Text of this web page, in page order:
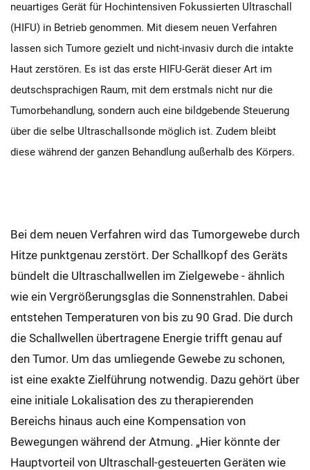
neuartiges Gerät für Hochintensiven Fokussierten Ultraschall
(HIFU) in Betrieb genommen. Mit diesem neuen Verfahren
lassen sich Tumore gezielt und nicht-invasiv durch die intakte
Haut zerstören. Es ist das erste HIFU-Gerät dieser Art im
deutschsprachigen Raum, mit dem erstmals nicht nur die
Tumorbehandlung, sondern auch eine bildgebende Steuerung
über die selbe Ultraschallsonde möglich ist. Zudem bleibt
diese während der ganzen Behandlung außerhalb des Körpers.
Bei dem neuen Verfahren wird das Tumorgewebe durch
Hitze punktgenau zerstört. Der Schallkopf des Geräts
bündelt die Ultraschallwellen im Zielgewebe - ähnlich
wie ein Vergrößerungsglas die Sonnenstrahlen. Dabei
entstehen Temperaturen von bis zu 90 Grad. Die durch
die Schallwellen übertragene Energie trifft genau auf
den Tumor. Um das umliegende Gewebe zu schonen,
ist eine exakte Zielführung notwendig. Dazu gehört über
eine initiale Lokalisation des zu therapierenden
Bereichs hinaus auch eine Kompensation von
Bewegungen während der Atmung. „Hier könnte der
Hauptvorteil von Ultraschall-gesteuerten Geräten wie